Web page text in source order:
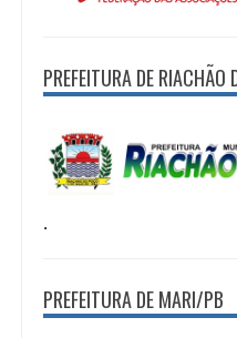
PREFEITURA DE RIACHÃO
.
PREFEITURA DE MARI/PB